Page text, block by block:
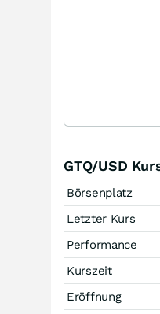
GTQ/USD
Börsenplatz
Letzter Kurs
Performance
Kurszeit
Eröffnung